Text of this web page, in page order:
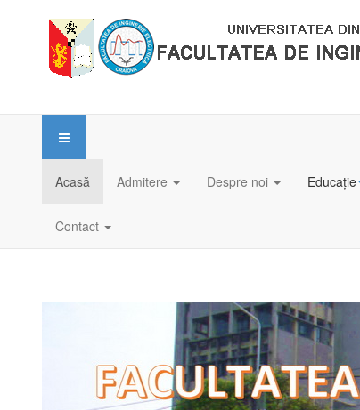
Acasă Admitere Despre noi Educație
Contact